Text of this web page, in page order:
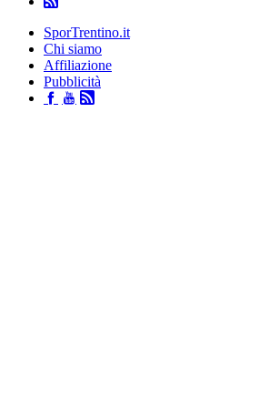
SporTrentino.it
Chi siamo
Affiliazione
Pubblicità